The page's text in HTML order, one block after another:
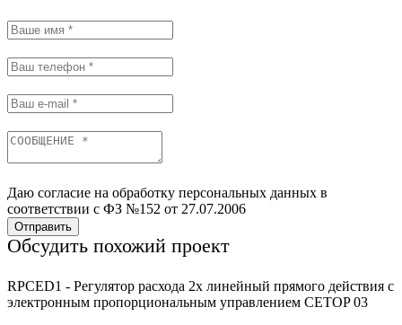
Даю согласие на обработку персональных данных в
соответствии с ФЗ №152 от 27.07.2006
Отправить
Обсудить похожий проект
RPCED1 - Регулятор расхода 2х линейный прямого действия с
электронным пропорциональным управлением CETOP 03